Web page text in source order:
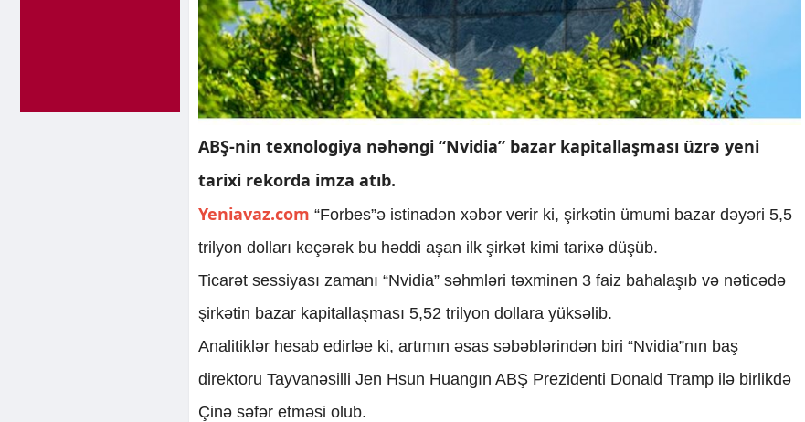
ABŞ-nin texnologiya nəhəngi “Nvidia” bazar kapitallaşması üzrə yeni
tarixi rekorda imza atıb.
Yeniavaz.com “Forbes”ə istinadən xəbər verir ki, şirkətin ümumi bazar dəyəri 5,5
trilyon dolları keçərək bu həddi aşan ilk şirkət kimi tarixə düşüb.
Ticarət sessiyası zamanı “Nvidia” səhmləri təxminən 3 faiz bahalaşıb və nəticədə
şirkətin bazar kapitallaşması 5,52 trilyon dollara yüksəlib.
Analitiklər hesab edirləe ki, artımın əsas səbəblərindən biri “Nvidia”nın baş
direktoru Tayvanəsilli Jen Hsun Huangın ABŞ Prezidenti Donald Tramp ilə birlikdə
Çinə səfər etməsi olub.